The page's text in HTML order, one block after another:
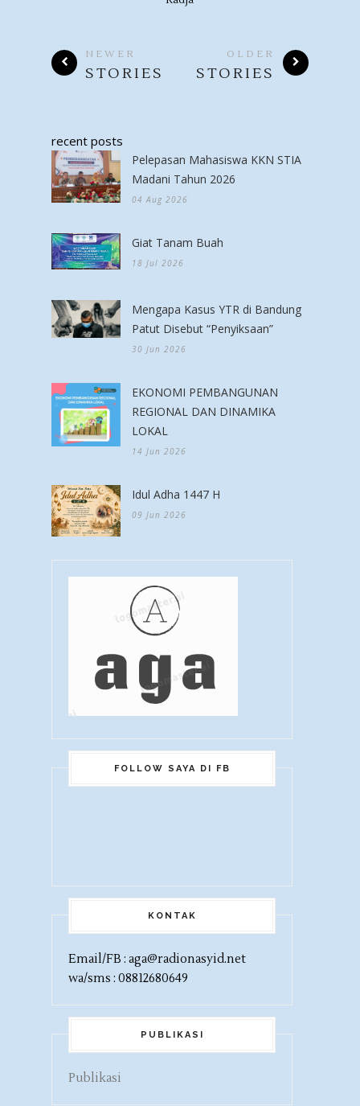
NEWER
STORIES
OLDER
STORIES
recent posts
Pelepasan Mahasiswa KKN STIA
Madani Tahun 2026
04 Aug 2026
Giat Tanam Buah
18 Jul 2026
Mengapa Kasus YTR di Bandung
Patut Disebut “Penyiksaan”
30 Jun 2026
EKONOMI PEMBANGUNAN
REGIONAL DAN DINAMIKA
LOKAL
14 Jun 2026
Idul Adha 1447 H
09 Jun 2026
FOLLOW SAYA DI FB
KONTAK
Email/FB : aga@radionasyid.net
wa/sms : 08812680649
PUBLIKASI
Publikasi